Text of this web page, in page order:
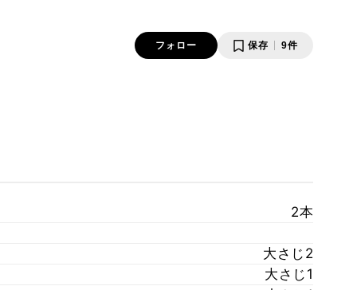
フォロー 保存 9件
2本
大さじ2
大さじ1